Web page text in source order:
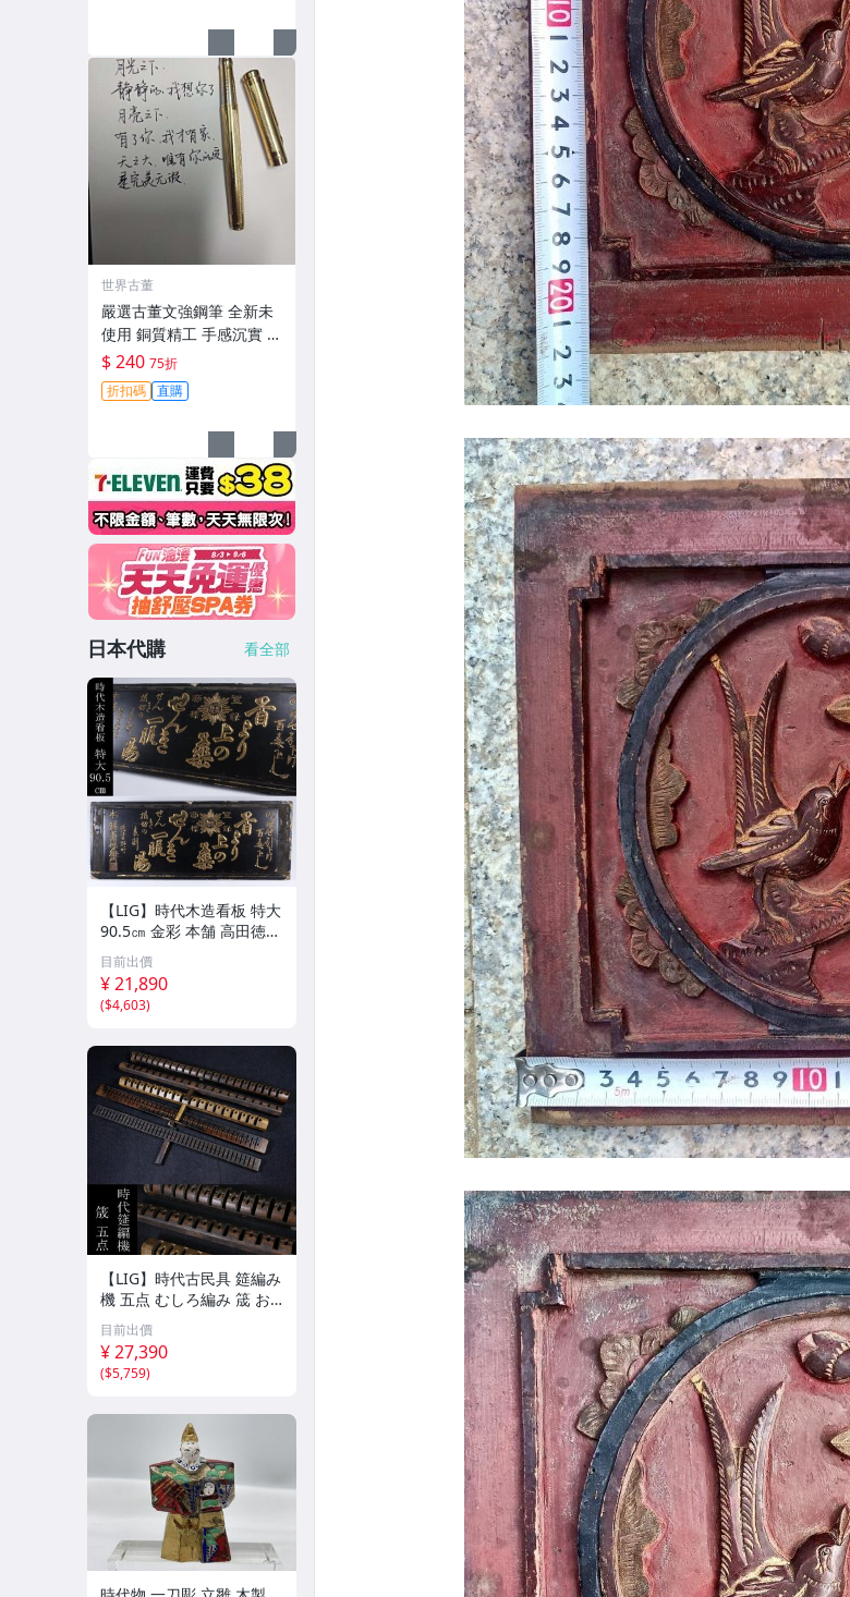
世界古董
嚴選古董文強鋼筆 全新未
使用 銅質精工 手感沉實 採
用經典設計 掉漆顯舊趣試
用更佳 文書好幫手 文強鋼
筆 金屬文具 鉑金老字典 筆
$ 240 75折
折扣碼 直購
日本代購 看全部
【LIG】時代木造看板 特大
90.5㎝ 金彩 本舗 高田徳左
衛門 古美術品 2606.676
目前出價
¥ 21,890
($4,603)
【LIG】時代古民具 筵編み
機 五点 むしろ編み 筬 お
さ 農具 古道具 2604.458
目前出價
¥ 27,390
($5,759)